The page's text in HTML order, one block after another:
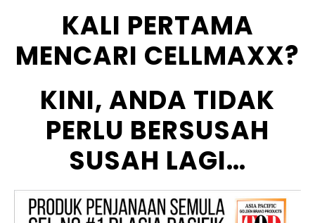
KALI PERTAMA
MENCARI CELLMAXX?
KINI, ANDA TIDAK
PERLU BERSUSAH
SUSAH LAGI…